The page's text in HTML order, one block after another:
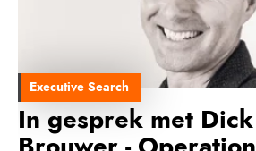
Executive Search
In gesprek met